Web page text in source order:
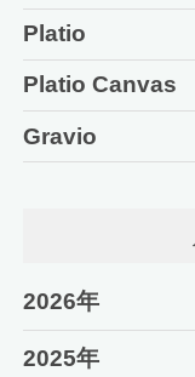
Platio
Platio Canvas
Gravio
2026年
2025年